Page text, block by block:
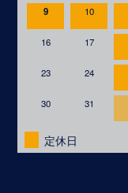
9 10
16 17
23 24
30 31
定休日